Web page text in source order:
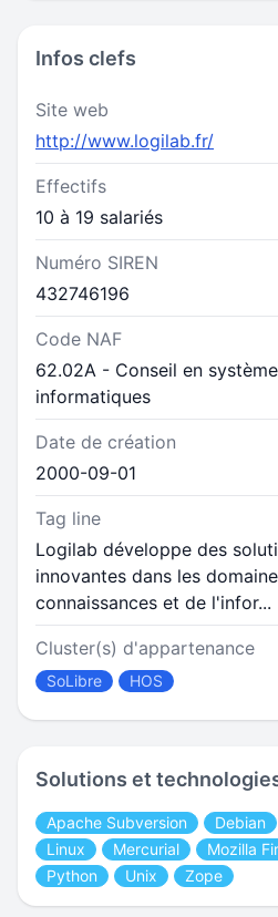
Infos clefs
Site web
http://www.logilab.fr/
Effectifs
10 à 19 salariés
Numéro SIREN
432746196
Code NAF
62.02A - Conseil en
informatiques
Date de création
2000-09-01
Tag line
Logilab développe des
innovantes dans les
connaissances et de l'infor...
Cluster(s) d'appartenance
SoLibre HOS
Solutions et
Apache Subversion Debian
Linux
Mercurial Mozilla
Python
Unix Zope